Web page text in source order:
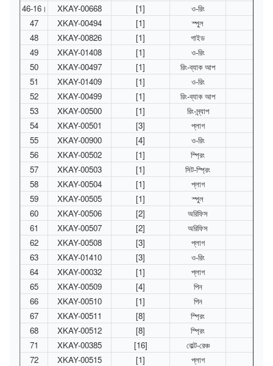
46-16।
XKAY-00668 [1]
ও-রিং
47
XKAY-00494 [1]
স্পুল
48
XKAY-00826 [1]
গাইড
49
XKAY-01408 [1]
ও-রিং
50
XKAY-00497 [1]
রিং-ব্যাক আপ
51
XKAY-01409 [1]
ও-রিং
52
XKAY-00499 [1]
রিং-ব্যাক আপ
53
XKAY-00500 [1]
রিং-স্ন্যাপ
54
XKAY-00501 [3]
প্লাগ
55
XKAY-00900 [4]
ও-রিং
56
XKAY-00502 [1]
স্প্রিং
57
XKAY-00503 [1]
সিট-স্প্রিং
58
XKAY-00504 [1]
প্লাগ
59
XKAY-00505 [1]
স্পুল
60
XKAY-00506 [2]
অরিফিস
61
XKAY-00507 [2]
অরিফিস
62
XKAY-00508 [3]
প্লাগ
63
XKAY-01410 [3]
ও-রিং
64
XKAY-00032 [1]
প্লাগ
65
XKAY-00509 [4]
পিন
66
XKAY-00510 [1]
পিন
67
XKAY-00511 [8]
স্প্রিং
68
XKAY-00512 [8]
স্প্রিং
71
XKAY-00385 [16]
বোল্ট-রেঞ্চ
72
XKAY-00515 [1]
প্লাগ